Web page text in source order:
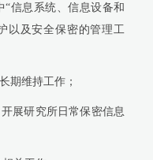
息系统、信息设备和
以及安全保密的管理工
维持工作；
展研究所日常保密信息